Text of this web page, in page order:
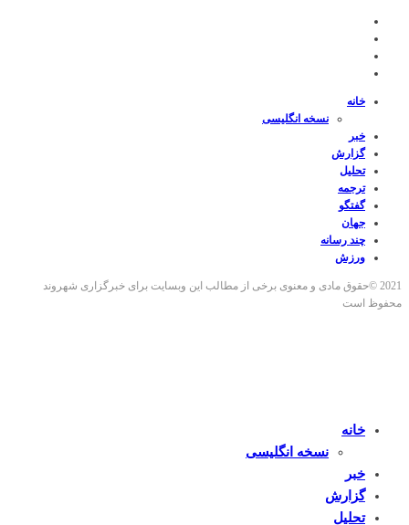
خانه
نسخه انگلیسی
خبر
گزارش
تحلیل
ترجمه
گفتگو
جهان
چند رسانه
ورزش
2021 ©حقوق مادی و معنوی برخی از مطالب این وبسایت برای خبرگزاری شهروند
محفوظ است
خانه
نسخه انگلیسی
خبر
گزارش
تحلیل